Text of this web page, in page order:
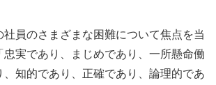
員のさまざまな困難について焦点を当
忠実であり、まじめであり、一所懸命働
、知的であり、正確であり、論理的であ